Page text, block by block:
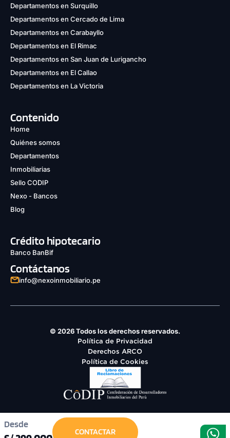
Desde
CONTACTAR
Departamentos en Surquillo
Departamentos en Cercado de Lima
Departamentos en Carabayllo
Departamentos en El Rimac
Departamentos en San Juan de Lurigancho
Departamentos en El Callao
Departamentos en La Victoria
Contenido
Home
Quiénes somos
Departamentos
Inmobiliarias
Sello CODIP
Nexo - Bancos
Blog
Crédito hipotecario
Banco BanBif
Contáctanos
info@nexoinmobiliario.pe
© 2026 Todos los derechos reservados.
Política de Privacidad
Derechos ARCO
Política de Cookies